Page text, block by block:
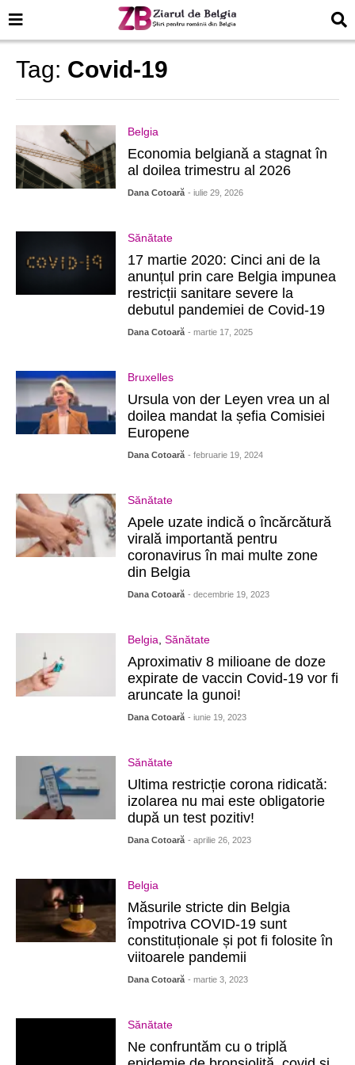
Tag: Covid-19
Belgia
Economia belgiană a stagnat în
al doilea trimestru al 2026
Dana Cotoară - iulie 29, 2026
Sănătate
17 martie 2020: Cinci ani de la
anunțul prin care Belgia impunea
restricții sanitare severe la
debutul pandemiei de Covid-19
Dana Cotoară - martie 17, 2025
Bruxelles
Ursula von der Leyen vrea un al
doilea mandat la șefia Comisiei
Europene
Dana Cotoară - februarie 19, 2024
Sănătate
Apele uzate indică o încărcătură
virală importantă pentru
coronavirus în mai multe zone
din Belgia
Dana Cotoară - decembrie 19, 2023
Belgia Sănătate
Aproximativ 8 milioane de doze
expirate de vaccin Covid-19 vor fi
aruncate la gunoi!
Dana Cotoară - iunie 19, 2023
Sănătate
Ultima restricție corona ridicată:
izolarea nu mai este obligatorie
după un test pozitiv!
Dana Cotoară - aprilie 26, 2023
Belgia
Măsurile stricte din Belgia
împotriva COVID-19 sunt
constituționale și pot fi folosite în
viitoarele pandemii
Dana Cotoară - martie 3, 2023
Sănătate
Ne confruntăm cu o triplă